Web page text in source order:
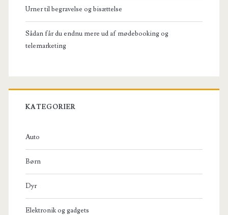
Urner til begravelse og bisættelse
Sådan får du endnu mere ud af mødebooking og
telemarketing
KATEGORIER
Auto
Børn
Dyr
Elektronik og gadgets